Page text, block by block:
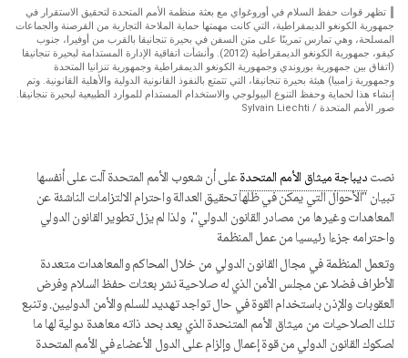
تظهر قوات حفظ السلام في أوروغواي مع بعثة منظمة الأمم المتحدة لتحقيق الاستقرار في
جمهورية الكونغو الديمقراطية، التي كانت مهمتها حماية الملاحة التجارية من القرصنة والجماعات
المسلحة، وهي تمارس تمرينًا على متن السفن في بحيرة تنجانيقا بالقرب من أوفيرا، جنوب
كيفو، جمهورية الكونغو الديمقراطية (2012). وأنشأت اتفاقية الإدارة المستدامة لبحيرة تنجانيقا
(اتفاق بين جمهورية بوروندي وجمهورية الكونغو الديمقراطية وجمهورية تنزانيا المتحدة
وجمهورية زامبيا) هيئة بحيرة تنجانيقا، التي تتمتع بالنفوذ القانونية الدولية والأهلية القانونية. وتم
إنشاء هذا لحماية وحفظ التنوع البيولوجي والاستخدام المستدام للموارد الطبيعية لبحيرة تنجانيقا.
صور الأمم المتحدة / Sylvain Liechti
نصتديباجةميثاق الأمم المتحدةعلى أن شعوب الأمم المتحدة آلت على أنفسها
تبيان "الأحوال التي يمكن في ظلها تحقيق العدالة واحترام الالتزامات الناشئة عن
المعاهدات وغيرها من مصادر القانون الدولي"، ولذا لم يزل تطوير القانون الدولي
واحترامه جزءا رئيسيا من عمل المنظمة
وتعمل المنظمة في مجال القانون الدولي من خلال المحاكم والمعاهدات متعددة
الأطراف فضلا عن مجلس الأمن الذي له صلاحية نشر بعثات حفظ السلام وفرض
العقوبات والإذن باستخدام القوة في حال تواجد تهديد للسلم والأمن الدوليين. وتنبع
تلك الصلاحيات من ميثاق الأمم المتنحدة الذي يعد بحد ذاته معاهدة دولية لها ما
لصكوك القانون الدولي من قوة إعمال وإلزام على الدول الأعضاء في الأمم المتحدة